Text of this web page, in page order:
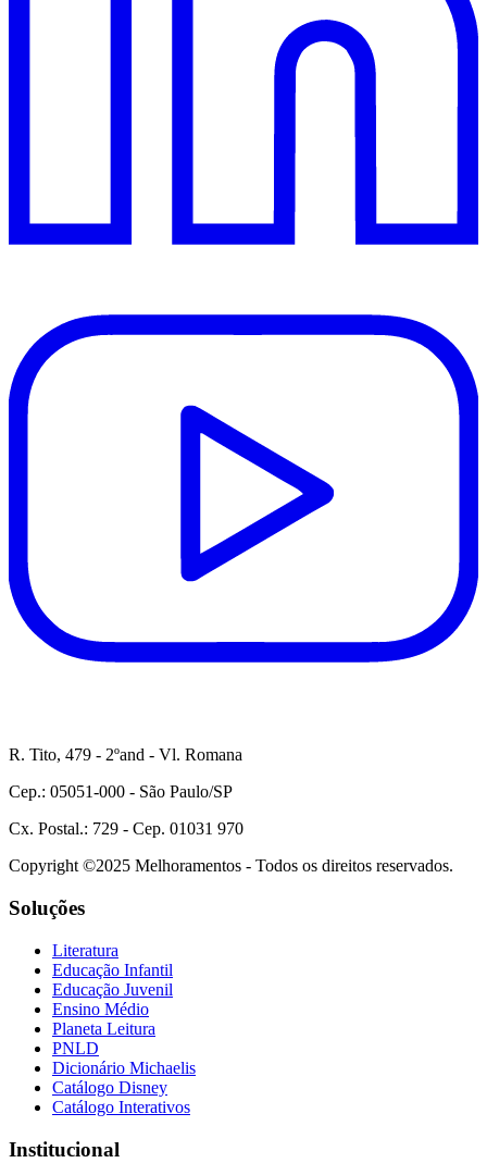
R. Tito, 479 - 2ºand - Vl. Romana
Cep.: 05051-000 - São Paulo/SP
Cx. Postal.: 729 - Cep. 01031 970
Copyright ©2025 Melhoramentos - Todos os direitos reservados.
Soluções
Literatura
Educação Infantil
Educação Juvenil
Ensino Médio
Planeta Leitura
PNLD
Dicionário Michaelis
Catálogo Disney
Catálogo Interativos
Institucional